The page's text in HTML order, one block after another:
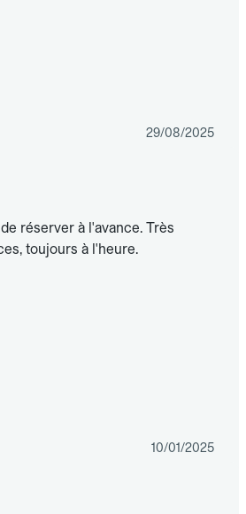
29/08/2025
réserver à l'avance. Très
toujours à l'heure.
10/01/2025